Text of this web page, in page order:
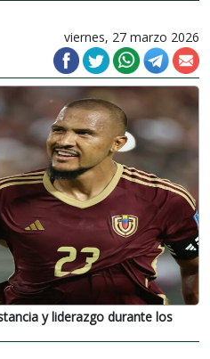
viernes, 27 marzo 2026
y liderazgo durante los